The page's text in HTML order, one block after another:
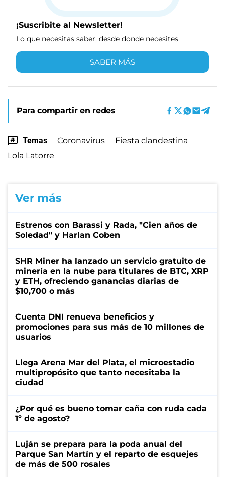
¡Suscribite al Newsletter!
Lo que necesitas saber, desde donde necesites
SABER MÁS
Para compartir en redes
Temas Coronavirus
Fiesta clandestina
Lola Latorre
Ver más
Estrenos con Barassi y Rada, "Cien años de
Soledad" y Harlan Coben
SHR Miner ha lanzado un servicio gratuito de
minería en la nube para titulares de BTC, XRP
y ETH, ofreciendo ganancias diarias de
$10,700 o más
Cuenta DNI renueva beneficios y
promociones para sus más de 10 millones de
usuarios
Llega Arena Mar del Plata, el microestadio
multipropósito que tanto necesitaba la
ciudad
¿Por qué es bueno tomar caña con ruda cada
1º de agosto?
Luján se prepara para la poda anual del
Parque San Martín y el reparto de esquejes
de más de 500 rosales